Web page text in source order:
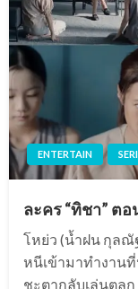
ENTERTAIN
ละคร “ทิชา” ตอ
โหย่ว (น้ำฝน กุลณั
หนีเข้ามาทำงาน
ชะตากลับเล่นตลก